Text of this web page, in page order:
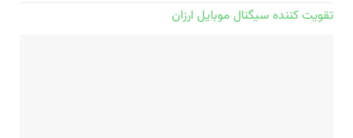
تقویت کننده سیگنال موبایل ارزان